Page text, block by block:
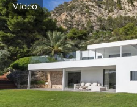
Video